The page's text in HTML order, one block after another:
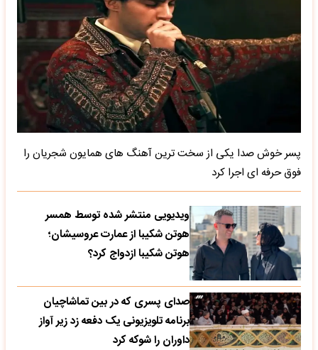
پسر خوش صدا یکی از سخت ترین آهنگ های همایون شجریان را
فوق حرفه ای اجرا کرد
ویدیویی منتشر شده توسط همسر
هوتن شکیبا از عمارت عروسیشان؛
هوتن شکیبا ازدواج کرد؟
صدای پسری که در بین تماشاچیان
برنامه تلویزیونی یک دفعه زد زیر آواز
داوران را شوکه کرد